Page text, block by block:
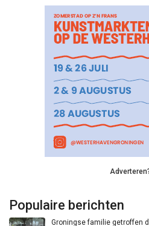
Adverteren?
Populaire berichten
Groningse familie getroffen